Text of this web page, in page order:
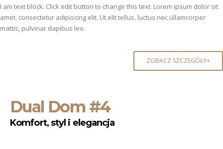
I am text block. Click edit button to change this text. Lorem ipsum dolor sit
amet, consectetur adipiscing elit. Ut elit tellus, luctus nec ullamcorper
mattis, pulvinar dapibus leo.
ZOBACZ SZCZEGÓŁY+
Dual Dom #4
Komfort, styl i elegancja